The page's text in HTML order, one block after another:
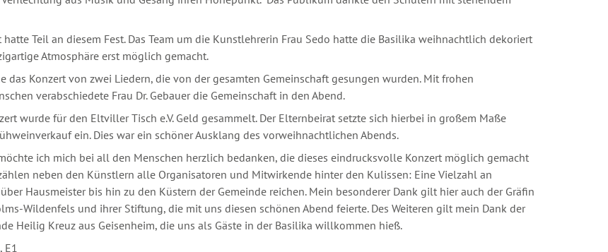
Teil an diesem Fest. Das Team um die Kunstlehrerin Frau Sedo hatte die Basilika weihnachtlich dekoriert
Atmosphäre erst möglich gemacht.
das Konzert von zwei Liedern, die von der gesamten Gemeinschaft gesungen wurden. Mit frohen
verabschiedete Frau Dr. Gebauer die Gemeinschaft in den Abend.
wurde für den Eltviller Tisch e.V. Geld gesammelt. Der Elternbeirat setzte sich hierbei in großem Maße
ein. Dies war ein schöner Ausklang des vorweihnachtlichen Abends.
ich mich bei all den Menschen herzlich bedanken, die dieses eindrucksvolle Konzert möglich gemacht
neben den Künstlern alle Organisatoren und Mitwirkende hinter den Kulissen: Eine Vielzahl an
Hausmeister bis hin zu den Küstern der Gemeinde reichen. Mein besonderer Dank gilt hier auch der Gräfin
Wildenfels und ihrer Stiftung, die mit uns diesen schönen Abend feierte. Des Weiteren gilt mein Dank der
Heilig Kreuz aus Geisenheim, die uns als Gäste in der Basilika willkommen hieß.
E1